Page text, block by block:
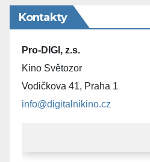
Kontakty
Pro-DIGI, z.s.
Kino Světozor
Vodičkova 41, Praha 1
info@digitalnikino.cz